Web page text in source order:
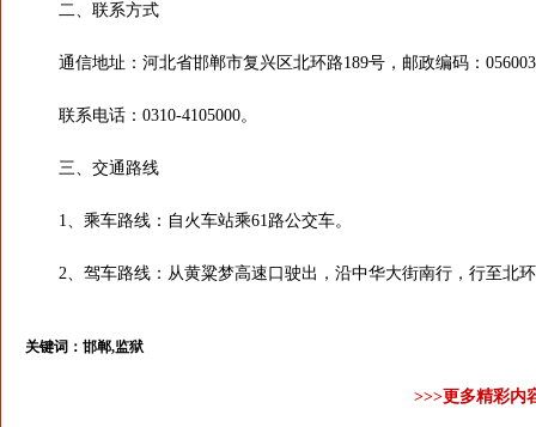
二、联系方式
通信地址：河北省邯郸市复兴区北环路189号，邮政编码：
联系电话：0310-4105000。
三、交通路线
1、乘车路线：自火车站乘61路公交车。
2、驾车路线：从黄粱梦高速口驶出，沿中华大街南行，行至北
关键词： 邯郸,监狱
>>>更多精彩内